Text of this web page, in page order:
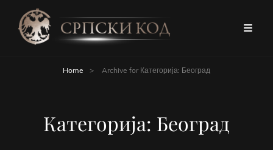
Home > Archive for Категорија: Београд
Категорија: Београд